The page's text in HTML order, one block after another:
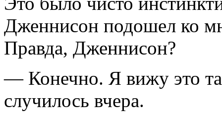
Дженнисон подошел ко
Правда, Дженнисон?
— Конечно. Я вижу это
случилось вчера.